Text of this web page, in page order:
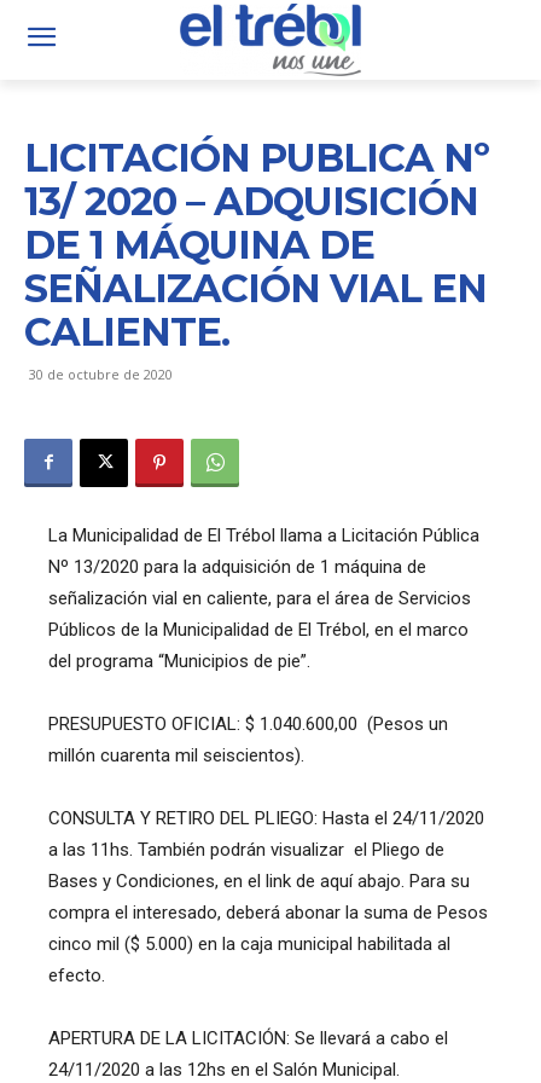
LICITACIÓN PUBLICA Nº
13/ 2020 – ADQUISICIÓN
DE 1 MÁQUINA DE
SEÑALIZACIÓN VIAL EN
CALIENTE.
30 de octubre de 2020
La Municipalidad de El Trébol llama a Licitación Pública
Nº 13/2020 para la adquisición de 1 máquina de
señalización vial en caliente, para el área de Servicios
Públicos de la Municipalidad de El Trébol, en el marco
del programa “Municipios de pie”.
PRESUPUESTO OFICIAL: $ 1.040.600,00 (Pesos un
millón cuarenta mil seiscientos).
CONSULTA Y RETIRO DEL PLIEGO: Hasta el 24/11/2020
a las 11hs. También podrán visualizar el Pliego de
Bases y Condiciones, en el link de aquí abajo. Para su
compra el interesado, deberá abonar la suma de Pesos
cinco mil ($ 5.000) en la caja municipal habilitada al
efecto.
APERTURA DE LA LICITACIÓN: Se llevará a cabo el
24/11/2020 a las 12hs en el Salón Municipal.